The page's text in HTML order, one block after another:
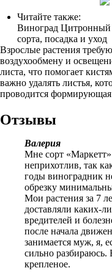
Читайте также:
Виноград Цитронный
сорта, посадка и уход
Взрослые растения
воздухообмену и
листа, что помогает
важно удалять листья,
проводится формирующая
Отзывы
Валерия
Мне сорт «Маркетт»
неприхотлив, так
годы виноградник
обрезку
Мои растения за 7
доставляли каких-
вредителей и
после начала
занимается муж, я,
сильно разбираюсь.
крепленое.